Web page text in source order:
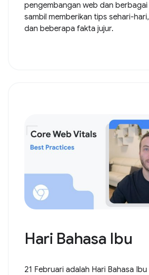
pengembangan web dan berbagai
sambil memberikan tips sehari-
dan beberapa fakta jujur.
Hari Bahasa Ibu
21 Februari adalah Hari Bahasa Ibu